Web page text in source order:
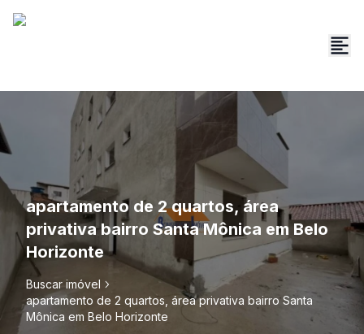
apartamento de 2 quartos, área
privativa bairro Santa Mônica em Belo
Horizonte
Buscar imóvel
apartamento de 2 quartos, área privativa bairro Santa
Mônica em Belo Horizonte